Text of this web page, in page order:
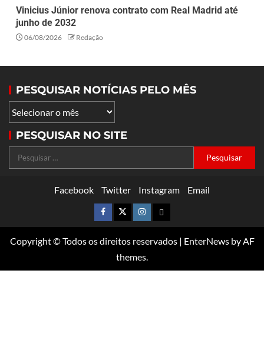
Vinicius Júnior renova contrato com Real Madrid até
junho de 2032
06/08/2026 Redação
PESQUISAR NOTÍCIAS PELO MÊS
PESQUISAR NO SITE
Facebook Twitter Instagram Email
Copyright © Todos os direitos reservados | EnterNewsby AF
themes.